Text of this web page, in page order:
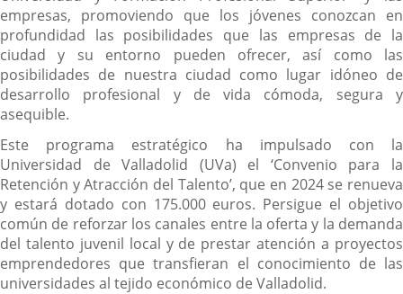
empresas, promoviendo que los jóvenes conozcan en
profundidad las posibilidades que las empresas de la
ciudad y su entorno pueden ofrecer, así como las
posibilidades de nuestra ciudad como lugar idóneo de
desarrollo profesional y de vida cómoda, segura y
asequible.
Este programa estratégico ha impulsado con la
Universidad de Valladolid (UVa) el ‘Convenio para la
Retención y Atracción del Talento’, que en 2024 se renueva
y estará dotado con 175.000 euros. Persigue el objetivo
común de reforzar los canales entre la oferta y la demanda
del talento juvenil local y de prestar atención a proyectos
emprendedores que transfieran el conocimiento de las
universidades al tejido económico de Valladolid.